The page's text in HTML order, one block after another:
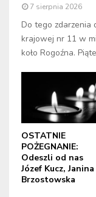
7 sierpnia 2026
Do tego zdarzenia
krajowej nr 11 w
koło Rogoźna.
OSTATNIE
POŻEGNANIE:
Odeszli od nas
Józef Kucz, Janina
Brzostowska